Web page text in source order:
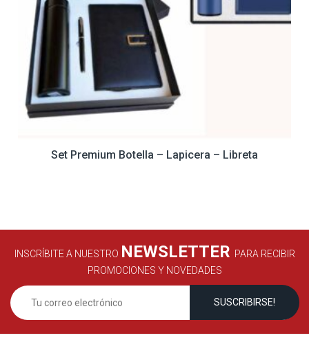
Set Premium Botella – Lapicera – Libreta
INSCRÍBITE A NUESTRO NEWSLETTER PARA RECIBIR
PROMOCIONES Y NOVEDADES